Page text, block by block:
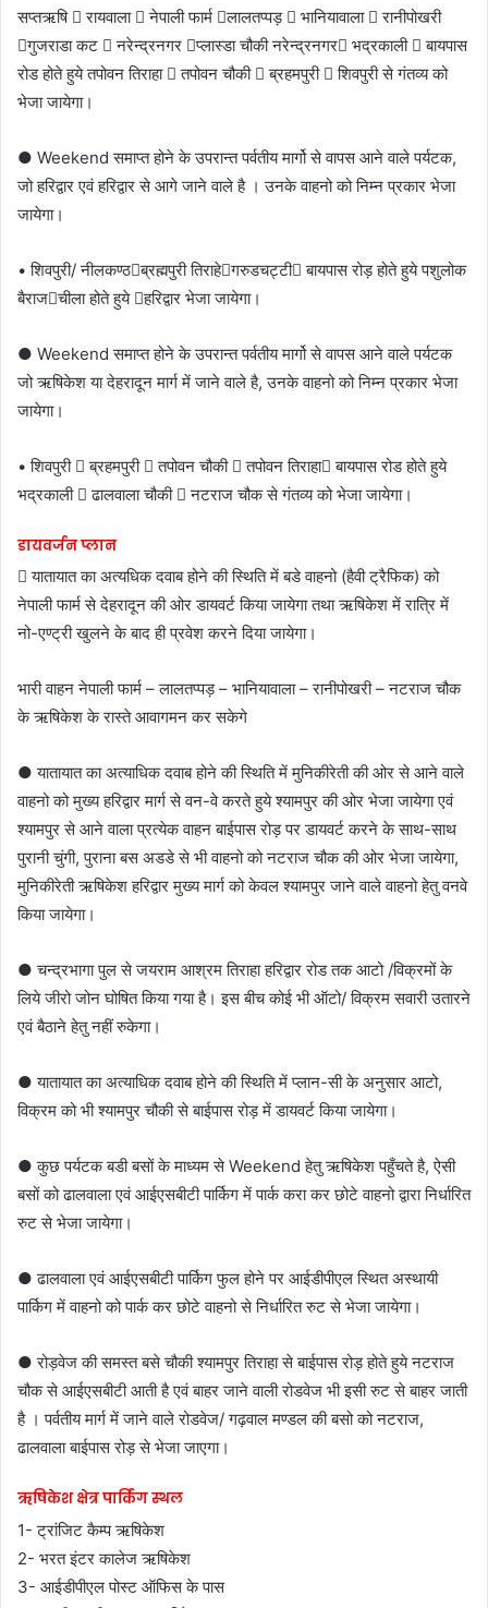
सप्तऋषि  रायवाला  नेपाली फार्म लालतप्पड़  भानियावाला  रानीपोखरी
गुजराडा कट  नरेन्द्रनगर प्लास्डा चौकी नरेन्द्रनगर भद्रकाली  बायपास
रोड होते हुये तपोवन तिराहा  तपोवन चौकी  ब्रहमपुरी  शिवपुरी से गंतव्य को
भेजा जायेगा।
● Weekend समाप्त होने के उपरान्त पर्वतीय मार्गो से वापस आने वाले पर्यटक,
जो हरिद्वार एवं हरिद्वार से आगे जाने वाले है । उनके वाहनो को निम्न प्रकार भेजा
जायेगा।
• शिवपुरी/ नीलकण्ठब्रह्मपुरी तिराहेगरुडचट्टी बायपास रोड़ होते हुये पशुलोक
बैराजचीला होते हुये हरिद्वार भेजा जायेगा।
● Weekend समाप्त होने के उपरान्त पर्वतीय मार्गो से वापस आने वाले पर्यटक
जो ऋषिकेश या देहरादून मार्ग में जाने वाले है, उनके वाहनो को निम्न प्रकार भेजा
जायेगा।
• शिवपुरी  ब्रहमपुरी  तपोवन चौकी  तपोवन तिराहा बायपास रोड होते हुये
भद्रकाली  ढालवाला चौकी  नटराज चौक से गंतव्य को भेजा जायेगा।
डायवर्जन प्लान
 यातायात का अत्यधिक दवाब होने की स्थिति में बडे वाहनो (हैवी ट्रैफिक) को
नेपाली फार्म से देहरादून की ओर डायवर्ट किया जायेगा तथा ऋषिकेश में रात्रि में
नो-एण्ट्री खुलने के बाद ही प्रवेश करने दिया जायेगा।
भारी वाहन नेपाली फार्म – लालतप्पड़ – भानियावाला – रानीपोखरी – नटराज चौक
के ऋषिकेश के रास्ते आवागमन कर सकेगे
● यातायात का अत्याधिक दवाब होने की स्थिति में मुनिकीरेती की ओर से आने वाले
वाहनो को मुख्य हरिद्वार मार्ग से वन-वे करते हुये श्यामपुर की ओर भेजा जायेगा एवं
श्यामपुर से आने वाला प्रत्येक वाहन बाईपास रोड़ पर डायवर्ट करने के साथ-साथ
पुरानी चुंगी, पुराना बस अडडे से भी वाहनो को नटराज चौक की ओर भेजा जायेगा,
मुनिकीरेती ऋषिकेश हरिद्वार मुख्य मार्ग को केवल श्यामपुर जाने वाले वाहनो हेतु वनवे
किया जायेगा।
● चन्द्रभागा पुल से जयराम आश्रम तिराहा हरिद्वार रोड तक आटो /विक्रमों के
लिये जीरो जोन घोषित किया गया है। इस बीच कोई भी ऑटो/ विक्रम सवारी उतारने
एवं बैठाने हेतु नहीं रुकेगा।
● यातायात का अत्याधिक दवाब होने की स्थिति में प्लान-सी के अनुसार आटो,
विक्रम को भी श्यामपुर चौकी से बाईपास रोड़ में डायवर्ट किया जायेगा।
● कुछ पर्यटक बडी बसों के माध्यम से Weekend हेतु ऋषिकेश पहुँचते है, ऐसी
बसों को ढालवाला एवं आईएसबीटी पार्किग में पार्क करा कर छोटे वाहनो द्वारा निर्धारित
रुट से भेजा जायेगा।
● ढालवाला एवं आईएसबीटी पार्किग फुल होने पर आईडीपीएल स्थित अस्थायी
पार्किग में वाहनो को पार्क कर छोटे वाहनो से निर्धारित रुट से भेजा जायेगा।
● रोड़वेज की समस्त बसे चौकी श्यामपुर तिराहा से बाईपास रोड़ होते हुये नटराज
चौक से आईएसबीटी आती है एवं बाहर जाने वाली रोडवेज भी इसी रुट से बाहर जाती
है । पर्वतीय मार्ग में जाने वाले रोडवेज/ गढ़वाल मण्डल की बसो को नटराज,
ढालवाला बाईपास रोड़ से भेजा जाएगा।
ऋषिकेश क्षेत्र पार्किंग स्थल
1- ट्रांजिट कैम्प ऋषिकेश
2- भरत इंटर कालेज ऋषिकेश
3- आईडीपीएल पोस्ट ऑफिस के पास